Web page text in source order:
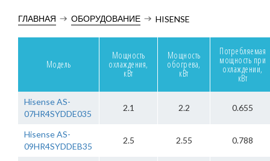
ГЛАВНАЯ ОБОРУДОВАНИЕ HISENSE
Модель
Мощность
охлаждения,
кВт
Мощность
обогрева,
кВт
Потребляемая
мощность при
охлаждении,
кВт
Hisense AS-
07HR4SYDDE035
2.1 2.2 0.655
Hisense AS-
09HR4SYDDEB35
2.5 2.55 0.788